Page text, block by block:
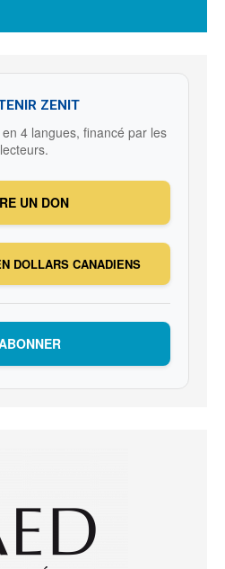
ZENIT
4 langues, financé par les
lecteurs.
UN DON
DOLLARS CANADIENS